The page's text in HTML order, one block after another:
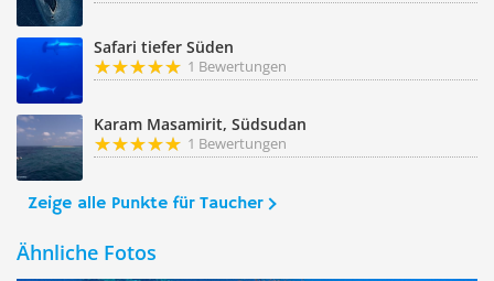
Safari tiefer Süden
1 Bewertungen
Karam Masamirit, Südsudan
1 Bewertungen
Zeige alle Punkte für Taucher
Ähnliche Fotos